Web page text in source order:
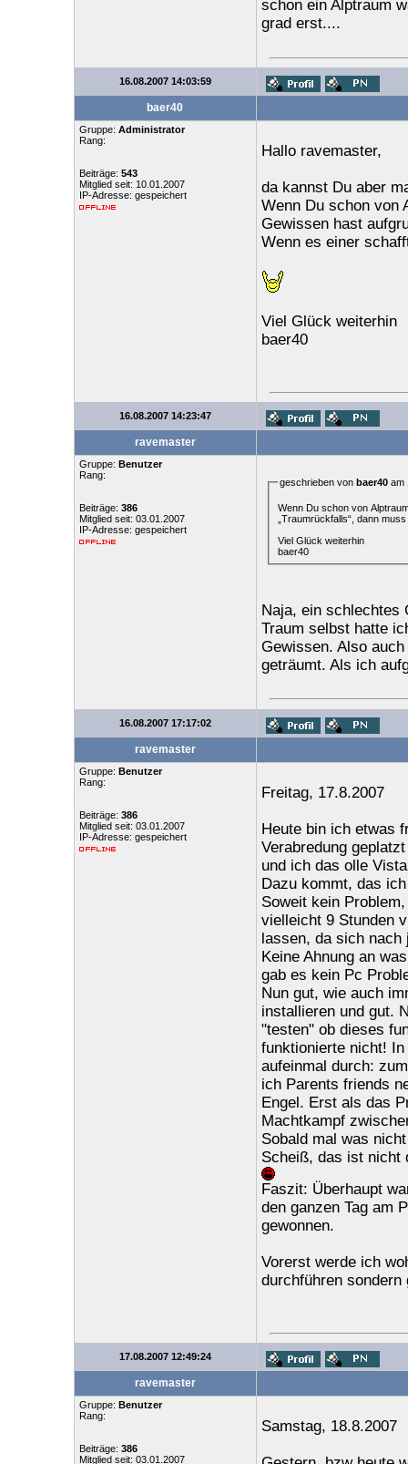
schon ein Alptraum
grad erst....
16.08.2007 14:03:59
baer40
Gruppe: Administrator
Rang:
Beiträge: 543
Mitglied seit: 10.01.2007
IP-Adresse: gespeichert
Hallo ravemaster,
da kannst Du aber
Wenn Du schon von
Gewissen hast
Wenn es einer
Viel Glück weiterhin
baer40
16.08.2007 14:23:47
ravemaster
Gruppe: Benutzer
Rang:
Beiträge: 386
Mitglied seit: 03.01.2007
IP-Adresse: gespeichert
geschrieben von baer40am
Wenn Du schon von
„Traumrückfalls“, dann
Viel Glück weiterhin
baer40
Naja, ein schlechtes
Traum selbst hatte
Gewissen. Also
geträumt. Als ich
16.08.2007 17:17:02
ravemaster
Gruppe: Benutzer
Rang:
Beiträge: 386
Mitglied seit: 03.01.2007
IP-Adresse: gespeichert
Freitag, 17.8.2007
Heute bin ich etwas
Verabredung
und ich das olle
Dazu kommt, das
Soweit kein
vielleicht 9 Stunden
lassen, da sich nach
Keine Ahnung an
gab es kein Pc
Nun gut, wie auch
installieren und gut.
"testen" ob dieses
funktionierte nicht!
aufeinmal durch:
ich Parents friends
Engel. Erst als das
Machtkampf
Sobald mal was
Scheiß, das ist nicht
Faszit: Überhaupt
den ganzen Tag am
gewonnen.
Vorerst werde ich
durchführen
17.08.2007 12:49:24
ravemaster
Gruppe: Benutzer
Rang:
Beiträge: 386
Mitglied seit: 03.01.2007
Samstag, 18.8.2007